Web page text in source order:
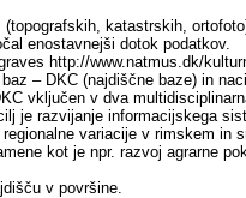
katastrskih,
enostavnejši dotok podatkov.
http://www.natmus.dk/
– DKC (najdiščne baze) in
vključen v dva
je razvijanje informacijskega
variacije v rimskem
kot je npr. razvoj agrarne
v površine.